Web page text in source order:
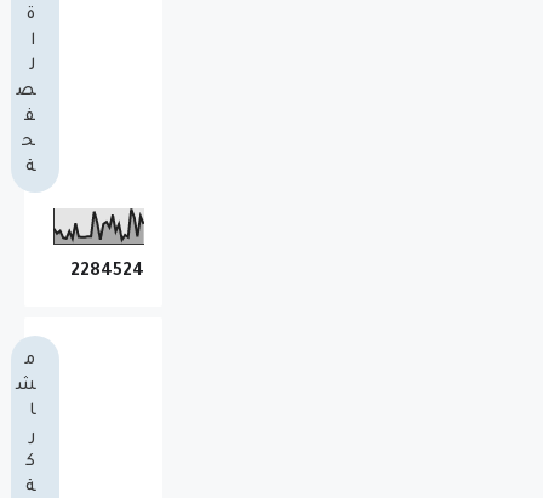
ة
ا
ل
ص
ف
ح
ة
2284524
م
ش
ا
ر
ك
ة